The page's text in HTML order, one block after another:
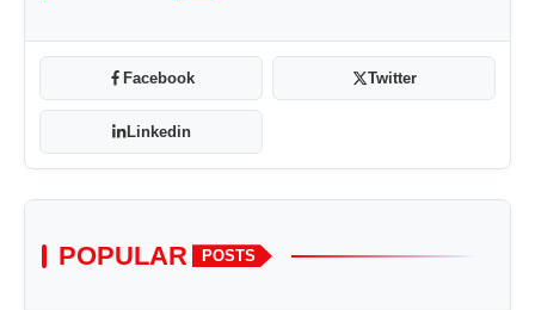
Facebook Twitter
Linkedin
POPULAR POSTS